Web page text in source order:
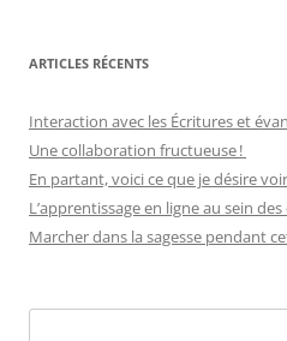
ARTICLES RÉCENTS
Interaction avec les Écritures et
Une collaboration fructueuse !
En partant, voici ce que je désire
L’apprentissage en ligne au sein
Marcher dans la sagesse pendant